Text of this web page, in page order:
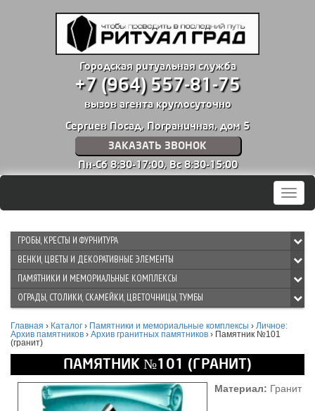
Городская ритуальная служба
+7 (964) 557-81-75
вызов агента круглосуточно
Сергиев Посад, Пограничная, дом 5
ЗАКАЗАТЬ ЗВОНОК
Пн-Сб 8:30-17:00, Вс 8:30-15:00
Меню
ГРОБЫ, КРЕСТЫ И ФУРНИТУРА
ВЕНКИ, ЦВЕТЫ И ДЕКОРАТИВНЫЕ ЭЛЕМЕНТЫ
ПАМЯТНИКИ И МЕМОРИАЛЬНЫЕ КОМПЛЕКСЫ
ОГРАДЫ, СТОЛИКИ, СКАМЕЙКИ, ЦВЕТОЧНИЦЫ, ТУМБЫ
Главная › Каталог › Памятники и мемориальные комплексы › Личное:
Архив памятников › Архив гранитных памятников › Памятник №101
(гранит)
ПАМЯТНИК №101 (ГРАНИТ)
Материал: Гранит